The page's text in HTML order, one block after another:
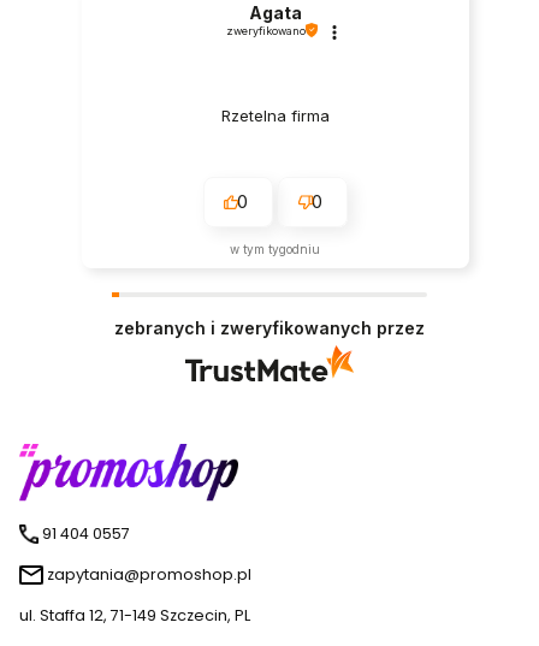
Agata
zweryfikowano
Rzetelna firma
0 0
w tym tygodniu
zebranych i zweryfikowanych przez
91 404 0557
zapytania@promoshop.pl
ul. Staffa 12, 71-149 Szczecin, PL